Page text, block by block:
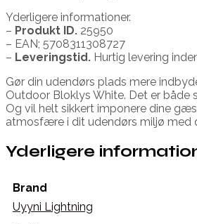
Yderligere informationer.
– Produkt ID. 25950
– EAN; 5708311308727
– Leveringstid. Hurtig levering
Gør din udendørs plads mere
Outdoor Bloklys White. Det er både
Og vil helt sikkert imponere dine
atmosfære i dit udendørs miljø med
Yderligere
Brand
Uyyni Lightning